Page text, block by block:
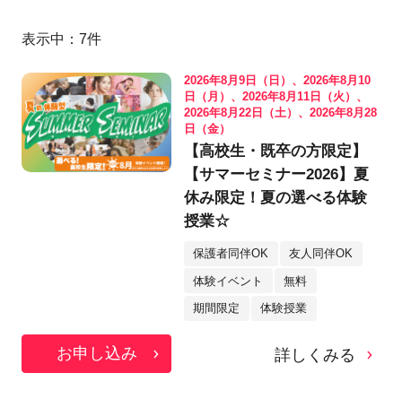
表示中： 7件
2026年8月9日（日）、2026年8月10
日（月）、2026年8月11日（火）、
2026年8月22日（土）、2026年8月28
日（金）
【高校生・既卒の方限定】
【サマーセミナー2026】夏
休み限定！夏の選べる体験
授業☆
保護者同伴OK 友人同伴OK
体験イベント 無料
期間限定 体験授業
お申し込み 詳しくみる